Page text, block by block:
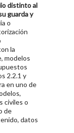
distinto al
guarda y
o
la
modelos
2.2.1 y
en uno de
civiles o
de
datos